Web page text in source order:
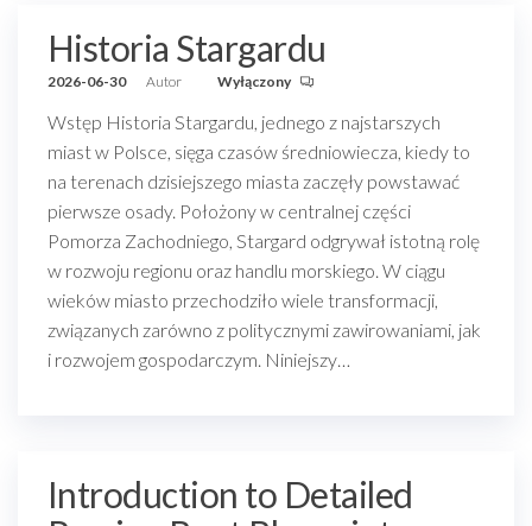
Historia Stargardu
2026-06-30 Autor Wyłączony
Wstęp Historia Stargardu, jednego z najstarszych
miast w Polsce, sięga czasów średniowiecza, kiedy to
na terenach dzisiejszego miasta zaczęły powstawać
pierwsze osady. Położony w centralnej części
Pomorza Zachodniego, Stargard odgrywał istotną rolę
w rozwoju regionu oraz handlu morskiego. W ciągu
wieków miasto przechodziło wiele transformacji,
związanych zarówno z politycznymi zawirowaniami, jak
i rozwojem gospodarczym. Niniejszy…
Introduction to Detailed